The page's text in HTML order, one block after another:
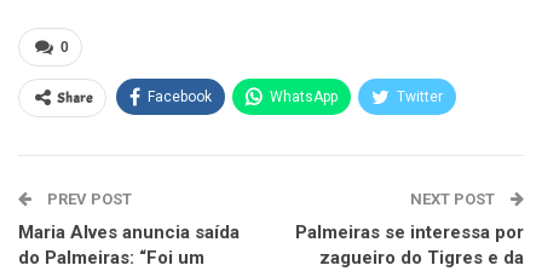
0
Share Facebook WhatsApp Twitter
PREV POST
Maria Alves anuncia saída
do Palmeiras: “Foi um
NEXT POST
Palmeiras se interessa por
zagueiro do Tigres e da